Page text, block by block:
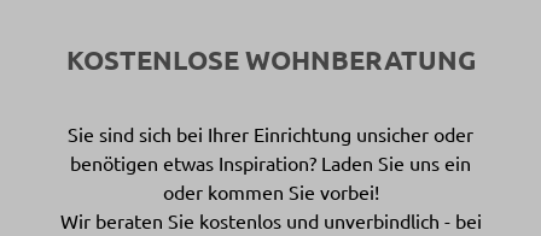
KOSTENLOSE WOHNBERATUNG
Sie sind sich bei Ihrer Einrichtung unsicher oder
benötigen etwas Inspiration? Laden Sie uns ein
oder kommen Sie vorbei!
Wir beraten Sie kostenlos und unverbindlich - bei